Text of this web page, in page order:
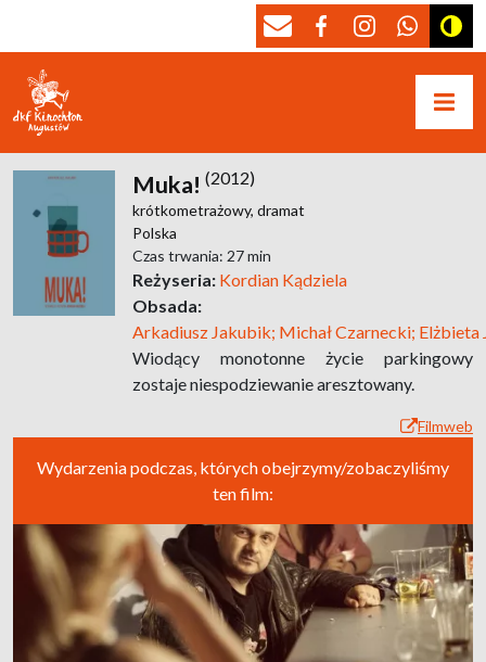
Muka! (2012)
krótkometrażowy, dramat
Polska
Czas trwania: 27 min
Reżyseria: Kordian Kądziela
Obsada:
Arkadiusz Jakubik; Michał Czarnecki; Elżbieta
Wiodący monotonne życie parkingowy
zostaje niespodziewanie aresztowany.
Filmweb
Wydarzenia podczas, których obejrzymy/zobaczyliśmy
ten film: